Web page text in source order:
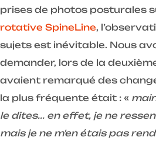
prises de photos posturales
rotative SpineLine,
sujets est inévitable. Nous
demander, lors de la
avaient remarqué des
la plus fréquente était : «
le dites... en effet, je ne
mais je ne m'en étais pas